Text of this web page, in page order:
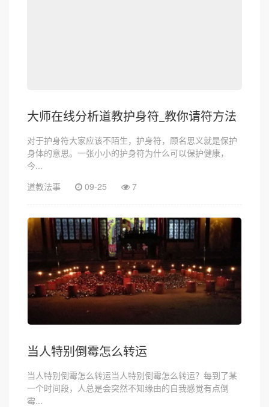
大师在线分析道教护身符_教你请符方法
对于护身符大家应该不陌生，护身符，顾名思义就是保护
身体的意思。一张小小的护身符为什么可以保护健康，
今...
道教法事
09-25 7
当人特别倒霉怎么转运
当人特别倒霉怎么转运当人特别倒霉怎么转运？每到了某
一个时间段，人总是会突然不知缘由的自我感觉有点倒
霉...